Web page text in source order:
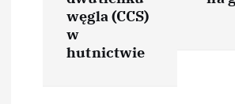
węgla (CCS)
w
hutnictwie